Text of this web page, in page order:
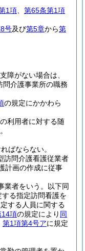
1項
第65条第1項
号及び第5章から第
障がない場合は、
介護事業所の職務
の規定にかかわら
利用者に対する随
ばならない。
訪問介護看護従業者
計画の作成に従事
業者をいう。以下同
る指定訪問看護を
する人員に関する
14項の規定により 同
第1項第4号アに規定